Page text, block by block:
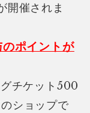
開催されま
ポイントが
チケット500
ショップで